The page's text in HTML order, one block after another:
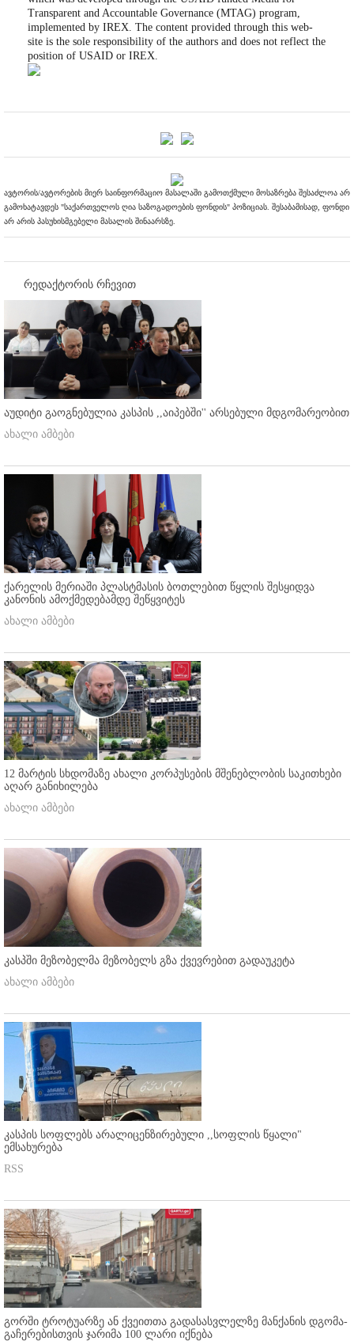
Transparent and Accountable Governance (MTAG) program,
implemented by IREX. The content provided through this web-
site is the sole responsibility of the authors and does not reflect the
position of USAID or IREX.
ავტორის/ავტორების მიერ საინფორმაციო მასალაში გამოთქმული მოსაზრება შესაძლოა არ
გამოხატავდეს "საქართველოს ღია საზოგადოების ფონდის" პოზიციას. შესაბამისად, ფონდი
არ არის პასუხისმგებელი მასალის შინაარსზე.
რედაქტორის რჩევით
აუდიტი გაოგნებულია კასპის ,,აიპებში'' არსებული მდგომარეობით
ახალი ამბები
ქარელის მერიაში პლასტმასის ბოთლებით წყლის შესყიდვა
კანონის ამოქმედებამდე შეწყვიტეს
ახალი ამბები
12 მარტის სხდომაზე ახალი კორპუსების მშენებლობის საკითხები
აღარ განიხილება
ახალი ამბები
კასპში მეზობელმა მეზობელს გზა ქვევრებით გადაუკეტა
ახალი ამბები
კასპის სოფლებს არალიცენზირებული ,,სოფლის წყალი"
ემსახურება
RSS
გორში ტროტუარზე ან ქვეითთა გადასასვლელზე მანქანის დგომა-
გაჩერებისთვის ჯარიმა 100 ლარი იქნება